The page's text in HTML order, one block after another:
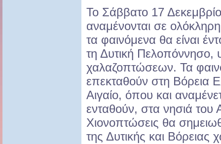
Το Σάββατο 17
αναμένονται σε
τα φαινόμενα θα είναι
τη Δυτική Πελοπόννησο,
χαλαζοπτώσεων. Τα
επεκταθούν στη Βόρεια
Αιγαίο, όπου και
ενταθούν, στα νησιά του
Χιονοπτώσεις θα
της Δυτικής και Βόρειας